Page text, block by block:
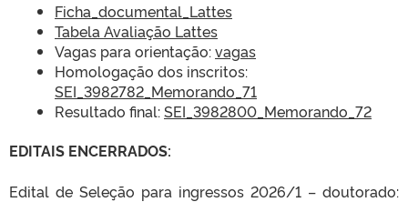
Ficha_documental_Lattes
Tabela Avaliação Lattes
Vagas para orientação:vagas
Homologação dos inscritos:
SEI_3982782_Memorando_71
Resultado final:SEI_3982800_Memorando_72
EDITAIS ENCERRADOS:
Edital de Seleção para ingressos 2026/1 – doutorado: